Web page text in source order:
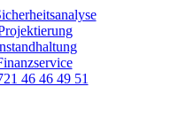
46 46 49 51